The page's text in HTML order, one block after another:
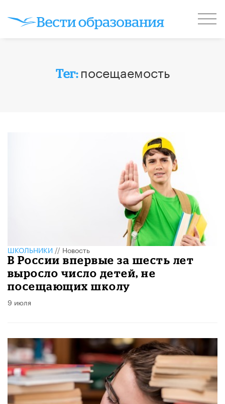
Тег: посещаемость
ШКОЛЬНИКИ // Новость
В России впервые за шесть лет
выросло число детей, не
посещающих школу
9 июля